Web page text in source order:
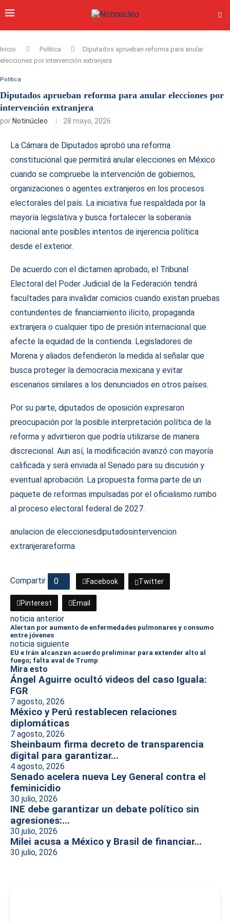
Inicio Política
Diputados aprueban reforma para anular
elecciones por intervención extranjera
Política
Diputados aprueban reforma para anular elecciones por
intervención extranjera
por Notinúcleo 28 mayo, 2026
La Cámara de Diputados aprobó una reforma
constitucional que permitirá anular elecciones en México
cuando se compruebe la intervención de gobiernos,
organizaciones o agentes extranjeros en los procesos
electorales del país. La iniciativa fue respaldada por la
mayoría legislativa y busca fortalecer la soberanía
nacional ante posibles intentos de injerencia política
desde el exterior.
De acuerdo con el dictamen aprobado, el Tribunal
Electoral del Poder Judicial de la Federación tendrá
facultades para invalidar comicios cuando existan pruebas
contundentes de financiamiento ilícito, propaganda
extranjera o cualquier tipo de presión internacional que
afecte la equidad de la contienda. Legisladores de
Morena y aliados defendieron la medida al señalar que
busca proteger la democracia mexicana y evitar
escenarios similares a los denunciados en otros países.
Por su parte, diputados de oposición expresaron
preocupación por la posible interpretación política de la
reforma y advirtieron que podría utilizarse de manera
discrecional. Aun así, la modificación avanzó con mayoría
calificada y será enviada al Senado para su discusión y
eventual aprobación. La propuesta forma parte de un
paquete de reformas impulsadas por el oficialismo rumbo
al proceso electoral federal de 2027.
anulacion de eleccionesdiputadosintervencion
extranjerareforma
Compartir 0 Facebook Twitter
Pinterest Email
noticia anterior
Alertan por aumento de enfermedades pulmonares y consumo
entre jóvenes
noticia siguiente
EU e Irán alcanzan acuerdo preliminar para extender alto al
fuego; falta aval de Trump
Mira esto
Ángel Aguirre ocultó videos del caso Iguala:
FGR
7 agosto, 2026
México y Perú restablecen relaciones
diplomáticas
7 agosto, 2026
Sheinbaum firma decreto de transparencia
digital para garantizar...
4 agosto, 2026
Senado acelera nueva Ley General contra el
feminicidio
30 julio, 2026
INE debe garantizar un debate político sin
agresiones:...
30 julio, 2026
Milei acusa a México y Brasil de financiar...
30 julio, 2026